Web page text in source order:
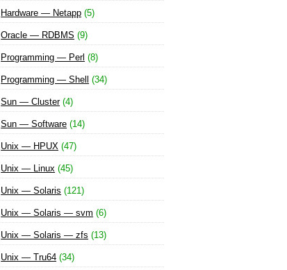
Hardware — Netapp (5)
Oracle — RDBMS (9)
Programming — Perl (8)
Programming — Shell (34)
Sun — Cluster(4)
Sun — Software (14)
Unix — HPUX (47)
Unix — Linux (45)
Unix — Solaris (121)
Unix — Solaris — svm (6)
Unix — Solaris — zfs (13)
Unix — Tru64 (34)